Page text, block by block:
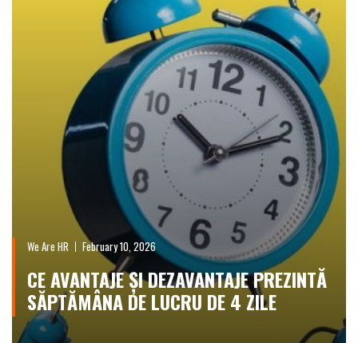
We Are HR February 10, 2026
CE AVANTAJE ȘI DEZAVANTAJE PREZINTĂ
SĂPTĂMÂNA DE LUCRU DE 4 ZILE